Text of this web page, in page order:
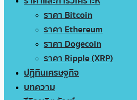
ราคา Bitcoin
ราคา Ethereum
ราคา Dogecoin
ราคา Ripple (XRP)
ปฏิทินเศรษฐกิจ
บทความ